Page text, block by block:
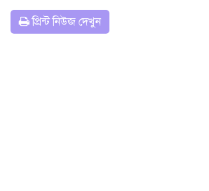
প্রিন্ট নিউজ দেখুন